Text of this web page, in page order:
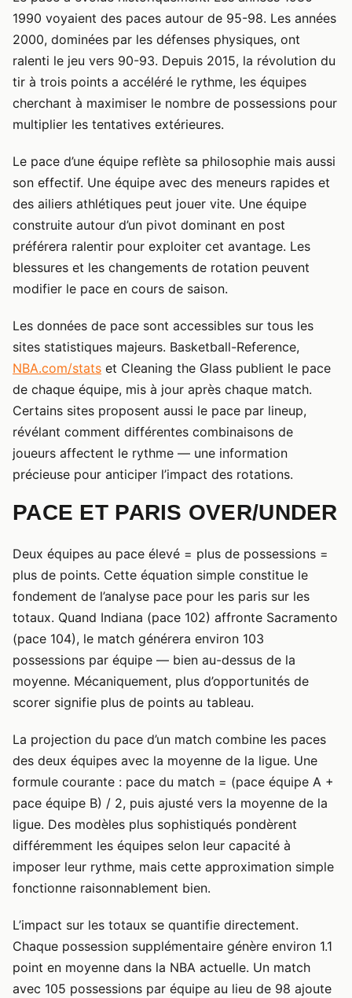
1990 voyaient des paces autour de 95-98. Les années
2000, dominées par les défenses physiques, ont
ralenti le jeu vers 90-93. Depuis 2015, la révolution du
tir à trois points a accéléré le rythme, les équipes
cherchant à maximiser le nombre de possessions pour
multiplier les tentatives extérieures.
Le pace d’une équipe reflète sa philosophie mais aussi
son effectif. Une équipe avec des meneurs rapides et
des ailiers athlétiques peut jouer vite. Une équipe
construite autour d’un pivot dominant en post
préférera ralentir pour exploiter cet avantage. Les
blessures et les changements de rotation peuvent
modifier le pace en cours de saison.
Les données de pace sont accessibles sur tous les
sites statistiques majeurs. Basketball-Reference,
NBA.com/stats et Cleaning the Glass publient le pace
de chaque équipe, mis à jour après chaque match.
Certains sites proposent aussi le pace par lineup,
révélant comment différentes combinaisons de
joueurs affectent le rythme — une information
précieuse pour anticiper l’impact des rotations.
PACE ET PARIS OVER/UNDER
Deux équipes au pace élevé = plus de possessions =
plus de points. Cette équation simple constitue le
fondement de l’analyse pace pour les paris sur les
totaux. Quand Indiana (pace 102) affronte Sacramento
(pace 104), le match générera environ 103
possessions par équipe — bien au-dessus de la
moyenne. Mécaniquement, plus d’opportunités de
scorer signifie plus de points au tableau.
La projection du pace d’un match combine les paces
des deux équipes avec la moyenne de la ligue. Une
formule courante : pace du match = (pace équipe A +
pace équipe B) / 2, puis ajusté vers la moyenne de la
ligue. Des modèles plus sophistiqués pondèrent
différemment les équipes selon leur capacité à
imposer leur rythme, mais cette approximation simple
fonctionne raisonnablement bien.
L’impact sur les totaux se quantifie directement.
Chaque possession supplémentaire génère environ 1.1
point en moyenne dans la NBA actuelle. Un match
avec 105 possessions par équipe au lieu de 98 ajoute